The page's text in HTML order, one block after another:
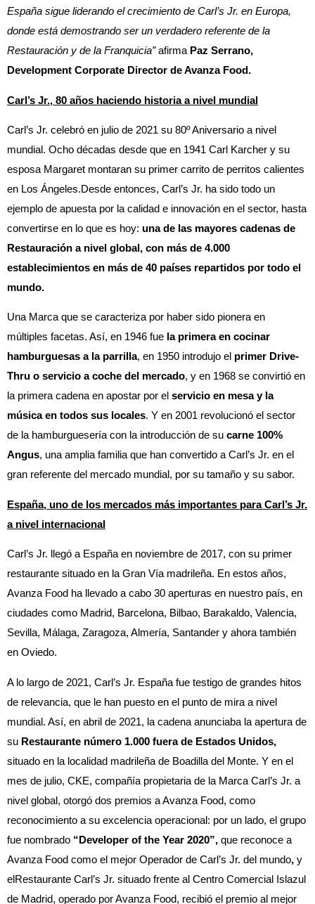
España sigue liderando el crecimiento de Carl’s Jr. en Europa,
donde está demostrando ser un verdadero referente de la
Restauración y de la Franquicia”afirma Paz Serrano,
Development Corporate Director de Avanza Food.
Carl’s Jr., 80 años haciendo historia a nivel mundial
Carl’s Jr. celebró en julio de 2021 su 80º Aniversario a nivel
mundial. Ocho décadas desde que en 1941 Carl Karcher y su
esposa Margaret montaran su primer carrito de perritos calientes
en Los Ángeles.Desde entonces, Carl’s Jr. ha sido todo un
ejemplo de apuesta por la calidad e innovación en el sector, hasta
convertirse en lo que es hoy: una de las mayores cadenas de
Restauración a nivel global, con más de 4.000
establecimientos en más de 40 países repartidos por todo el
mundo.
Una Marca que se caracteriza por haber sido pionera en
múltiples facetas. Así, en 1946 fue la primera en cocinar
hamburguesas a la parrilla, en 1950 introdujo el primer Drive-
Thru o servicio a coche del mercado, y en 1968 se convirtió en
la primera cadena en apostar por el servicio en mesa y la
música en todos sus locales. Y en 2001 revolucionó el sector
de la hamburguesería con la introducción de su carne 100%
Angus, una amplia familia que han convertido a Carl’s Jr. en el
gran referente del mercado mundial, por su tamaño y su sabor.
España, uno de los mercados más importantes para Carl’s Jr.
a nivel internacional
Carl’s Jr. llegó a España en noviembre de 2017, con su primer
restaurante situado en la Gran Vía madrileña. En estos años,
Avanza Food ha llevado a cabo 30 aperturas en nuestro país, en
ciudades como Madrid, Barcelona, Bilbao, Barakaldo, Valencia,
Sevilla, Málaga, Zaragoza, Almería, Santander y ahora también
en Oviedo.
A lo largo de 2021, Carl’s Jr. España fue testigo de grandes hitos
de relevancia, que le han puesto en el punto de mira a nivel
mundial. Así, en abril de 2021, la cadena anunciaba la apertura de
su Restaurante número 1.000 fuera de Estados Unidos,
situado en la localidad madrileña de Boadilla del Monte. Y en el
mes de julio, CKE, compañía propietaria de la Marca Carl’s Jr. a
nivel global, otorgó dos premios a Avanza Food, como
reconocimiento a su excelencia operacional: por un lado, el grupo
fue nombrado “Developer of the Year 2020”, que reconoce a
Avanza Food como el mejor Operador de Carl’s Jr. del mundo, y
elRestaurante Carl’s Jr. situado frente al Centro Comercial Islazul
de Madrid, operado por Avanza Food, recibió el premio al mejor